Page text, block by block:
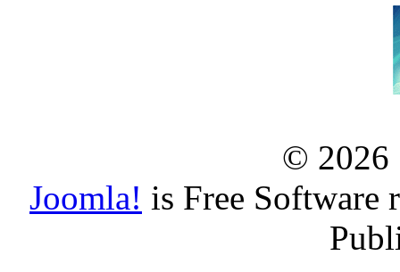
© 2026
Joomla! is Free Software